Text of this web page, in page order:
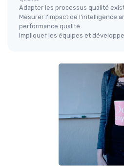
Adapter les processus qualité
Mesurer l’impact de l’intelligence
performance qualité
Impliquer les équipes et